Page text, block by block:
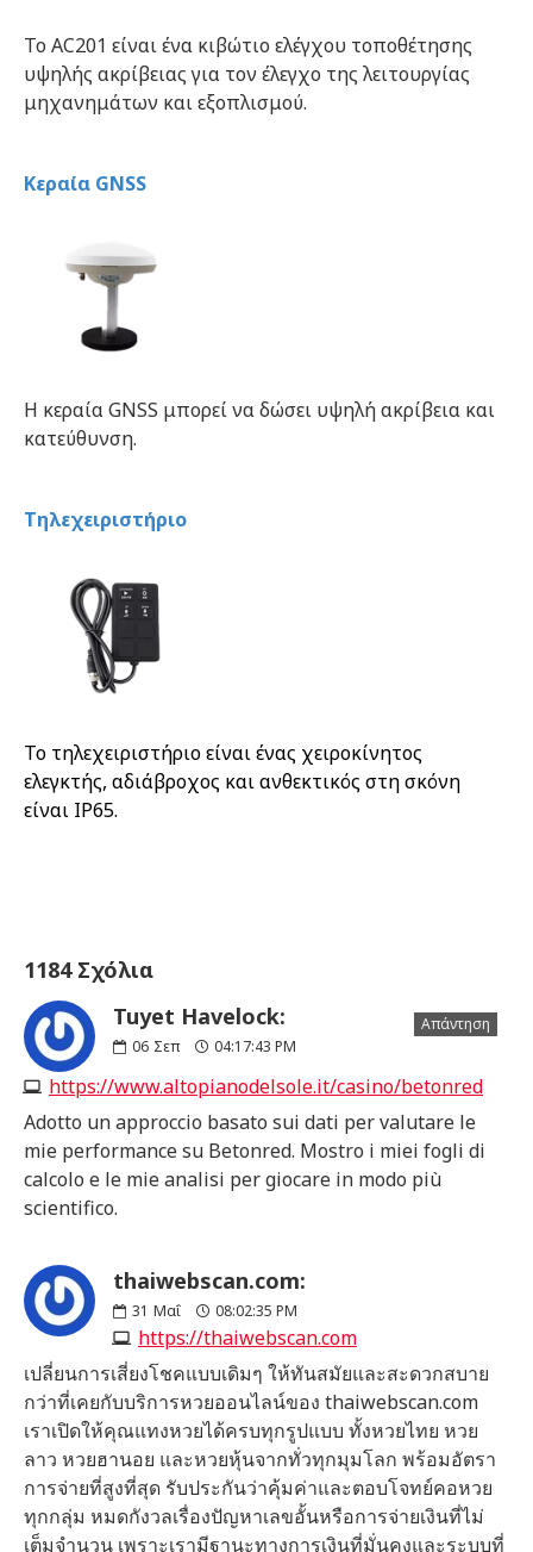
Το AC201 είναι ένα κιβώτιο ελέγχου τοποθέτησης
υψηλής ακρίβειας για τον έλεγχο της λειτουργίας
μηχανημάτων και εξοπλισμού.
Κεραία GNSS
Η κεραία GNSS μπορεί να δώσει υψηλή ακρίβεια και
κατεύθυνση.
Τηλεχειριστήριο
Το τηλεχειριστήριο είναι ένας χειροκίνητος
ελεγκτής, αδιάβροχος και ανθεκτικός στη σκόνη
είναι IP65.
1184 Σχόλια
Tuyet Havelock:
06 Σεπ 04:17:43 PM
https://www.altopianodelsole.it/casino/betonred
Απάντηση
Adotto un approccio basato sui dati per valutare le
mie performance su Betonred. Mostro i miei fogli di
calcolo e le mie analisi per giocare in modo più
scientifico.
thaiwebscan.com:
31 Μαΐ 08:02:35 PM
https://thaiwebscan.com
เปลี่ยนการเสี่ยงโชคแบบเดิมๆ ให้ทันสมัยและสะดวกสบาย
กว่าที่เคยกับบริการหวยออนไลน์ของ thaiwebscan.com
เราเปิดให้คุณแทงหวยได้ครบทุกรูปแบบ ทั้งหวยไทย หวย
ลาว หวยฮานอย และหวยหุ้นจากทั่วทุกมุมโลก พร้อมอัตรา
การจ่ายที่สูงที่สุด รับประกันว่าคุ้มค่าและตอบโจทย์คอหวย
ทุกกลุ่ม หมดกังวลเรื่องปัญหาเลขอั้นหรือการจ่ายเงินที่ไม่
เต็มจำนวน เพราะเรามีฐานะทางการเงินที่มั่นคงและระบบที่